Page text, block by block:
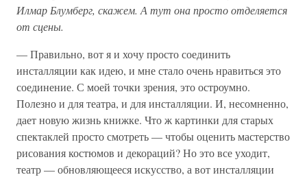
Илмар Блумберг, скажем. А тут онапростоотделяется
от сцены.
— Правильно, вот я и хочу просто соединить
инсталляции как идею, и мне стало очень нравиться это
соединение. С моей точки зрения, это остроумно.
Полезно и для театра, и для инсталляции. И, несомненно,
дает новую жизнь книжке. Что ж картинки для старых
спектаклей просто смотреть — чтобы оценить мастерство
рисования костюмов и декораций? Но это все уходит,
театр — обновляющееся искусство, а вот инсталляции